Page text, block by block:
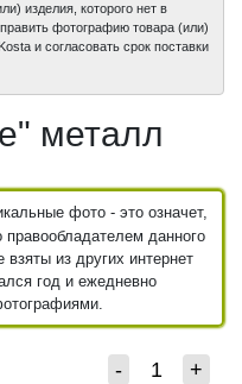
изделия, которого нет в
фотографию товара (или)
и согласовать срок поставки
металл
фото - это означет,
данного
из других интернет
год и ежедневно
- +